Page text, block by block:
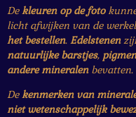
Dekleuren op de foto
licht afwijken van de
het bestellen. Edelstenen
natuurlijke barstjes,
andere mineralenbevatten.
Dekenmerken van
niet wetenschappelijk